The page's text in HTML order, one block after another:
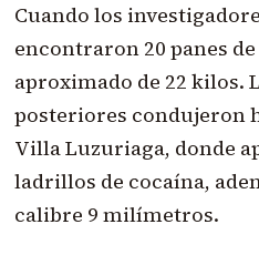
Cuando los
encontraron 20 panes
aproximado de 22 kilos.
posteriores condujeron
Villa Luzuriaga, donde
ladrillos de cocaína,
calibre 9 milímetros.